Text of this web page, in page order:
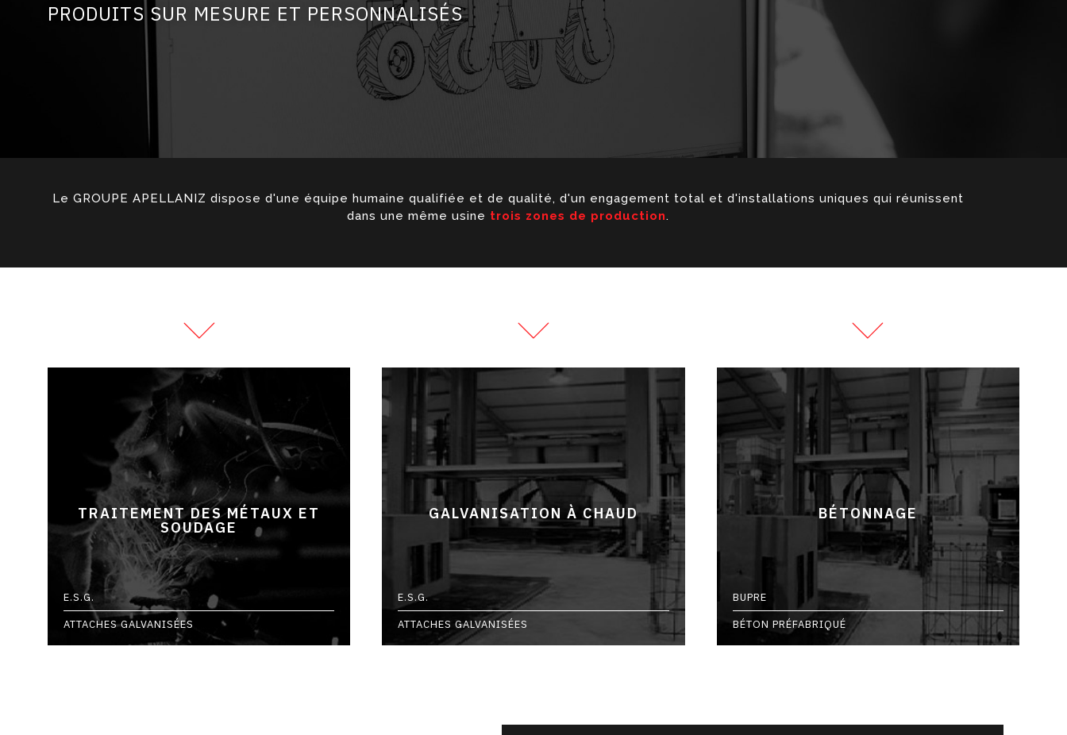
PRODUITS SUR MESURE ET PERSONNALISÉS
Le GROUPE APELLANIZ dispose d'une équipe humaine qualifiée et de qualité, d'un engagement total et d'installations uniques qui réunissent
dans une même usine trois zones de production.
E.S.G.
ATTACHES GALVANISÉES
TRAITEMENT DES MÉTAUX ET
SOUDAGE
E.S.G.
ATTACHES GALVANISÉES
GALVANISATION À CHAUD
BUPRE
BÉTON PRÉFABRIQUÉ
BÉTONNAGE